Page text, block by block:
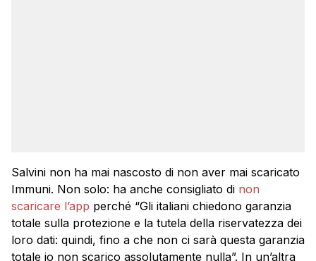
Salvini non ha mai nascosto di non aver mai scaricato
Immuni. Non solo: ha anche consigliato di non
scaricare l’app perché “Gli italiani chiedono garanzia
totale sulla protezione e la tutela della riservatezza dei
loro dati: quindi, fino a che non ci sarà questa garanzia
totale io non scarico assolutamente nulla”. In un’altra